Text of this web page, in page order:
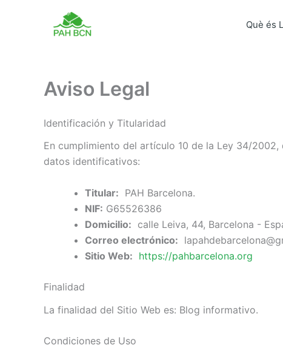
Què és
Aviso Legal
Identificación y Titularidad
En cumplimiento del artículo 10 de la Ley 34/
datos identificativos:
Titular: PAH Barcelona.
NIF: G65526386
Domicilio: calle Leiva, 44, Barcelona -
Correo electrónico:
Sitio Web: https://pahbarcelona.org
Finalidad
La finalidad del Sitio Web es: Blog informativo.
Condiciones de Uso